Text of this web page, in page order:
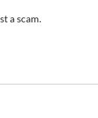
a scam.